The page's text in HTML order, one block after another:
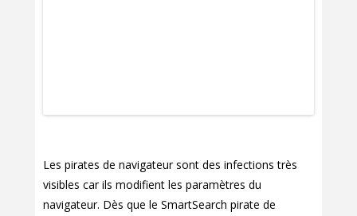
Les pirates de navigateur sont des infections très
visibles car ils modifient les paramètres du
navigateur. Dès que le SmartSearch pirate de